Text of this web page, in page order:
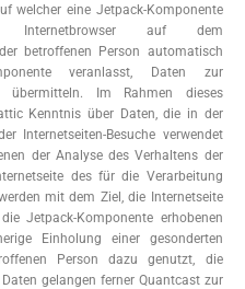
welcher eine Jetpack-Komponente
auf dem
betroffenen Person automatisch
veranlasst, Daten zur
übermitteln. Im Rahmen dieses
Kenntnis über Daten, die in der
Internetseiten-Besuche verwendet
der Analyse des Verhaltens der
des für die Verarbeitung
mit dem Ziel, die Internetseite
Jetpack-Komponente erhobenen
Einholung einer gesonderten
Person dazu genutzt, die
gelangen ferner Quantcast zur